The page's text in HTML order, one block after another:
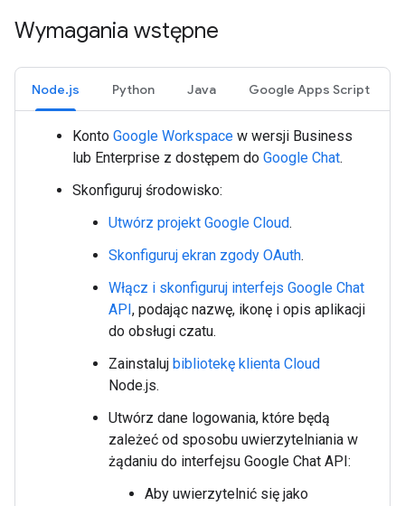
Wymagania wstępne
Node.js Python Java Google Apps Script
Konto Google Workspace w wersji Business
lub Enterprise z dostępem do Google Chat.
Skonfiguruj środowisko:
Utwórz projekt Google Cloud.
Skonfiguruj ekran zgody OAuth.
Włącz i skonfiguruj interfejs Google Chat
API, podając nazwę, ikonę i opis aplikacji
do obsługi czatu.
Zainstaluj bibliotekę klienta Cloud
Node.js.
Utwórz dane logowania, które będą
zależeć od sposobu uwierzytelniania w
żądaniu do interfejsu Google Chat API:
Aby uwierzytelnić się jako